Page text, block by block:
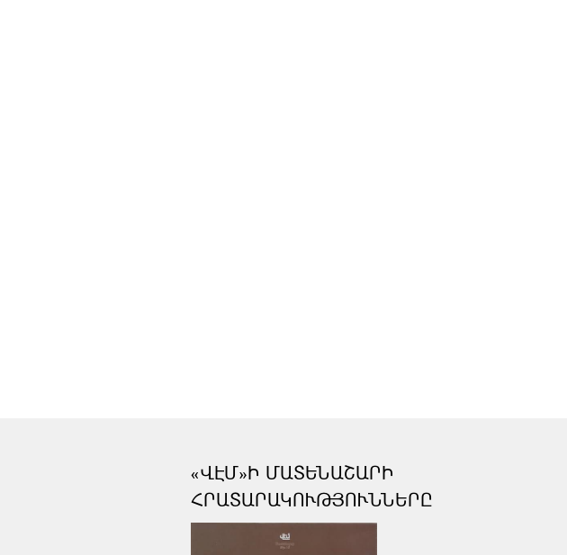
«ՎԷՄ»Ի ՄԱՏԵՆԱՇԱՐԻ
ՀՐԱՏԱՐԱԿՈՒԹՅՈՒՆՆԵՐԸ